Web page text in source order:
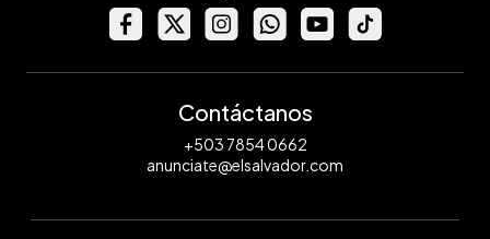
Contáctanos
+503 7854 0662
anunciate@elsalvador.com